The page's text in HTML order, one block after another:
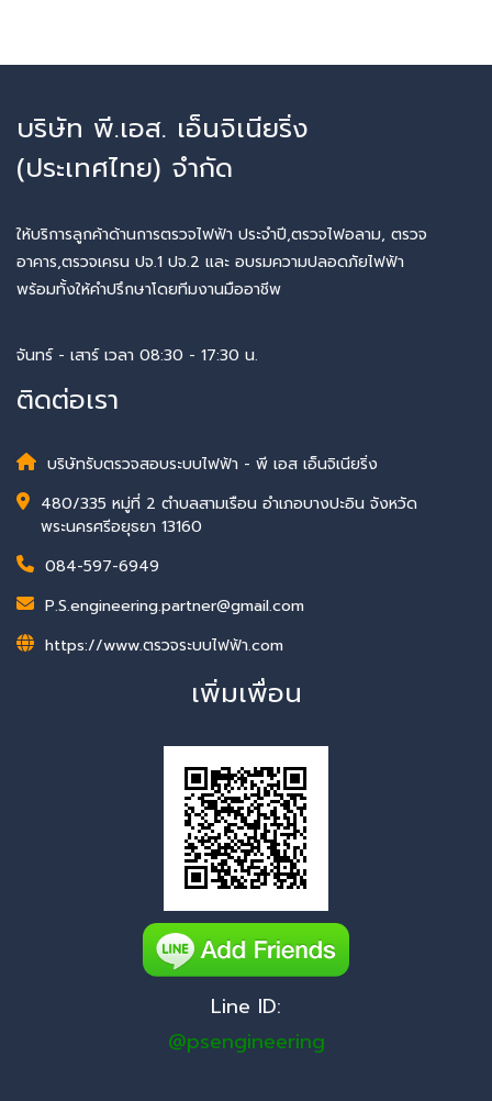
บริษัท พี.เอส. เอ็นจิเนียริ่ง
(ประเทศไทย) จำกัด
ให้บริการลูกค้าด้านการตรวจไฟฟ้า ประจำปี,ตรวจไฟอลาม, ตรวจ
อาคาร,ตรวจเครน ปจ.1 ปจ.2 และ อบรมความปลอดภัยไฟฟ้า
พร้อมทั้งให้คำปรึกษาโดยทีมงานมืออาชีพ
จันทร์ - เสาร์ เวลา 08:30 - 17:30 น.
ติดต่อเรา
บริษัทรับตรวจสอบระบบไฟฟ้า - พี เอส เอ็นจิเนียริ่ง
480/335 หมู่ที่ 2 ตำบลสามเรือน อำเภอบางปะอิน จังหวัด
พระนครศรีอยุธยา 13160
084-597-6949
P.S.engineering.partner@gmail.com
https://www.ตรวจระบบไฟฟ้า.com
เพิ่มเพื่อน
Line ID:
@psengineering